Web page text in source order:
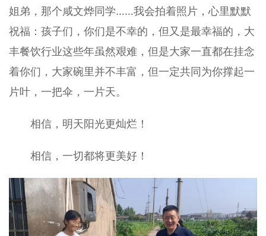
姐弟，那个咸文烨同学……我会拍着照片，心里默默
祝福：孩子们，你们是不幸的，但又是最幸福的，大
丰餐饮行业这些年虽然艰难，但是大家一直都在挂念
着你们，大家碗里并不丰富，但一定共同为你撑起一
片叶，一把伞，一片天。
相信，明天阳光更灿烂！
相信，一切都将更美好！